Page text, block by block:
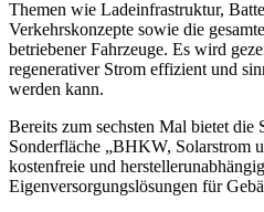
Themen wie Ladeinfrastruktur,
Verkehrskonzepte sowie die
betriebener Fahrzeuge. Es wird
regenerativer Strom effizient und
werden kann.
Bereits zum sechsten Mal bietet die
Sonderfläche „BHKW, Solarstrom
kostenfreie und
Eigenversorgungslösungen für